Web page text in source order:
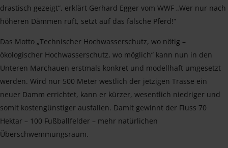
drastisch gezeigt“, erklärt Gerhard Egger vom WWF „Wer nur nach
höheren Dämmen ruft, setzt auf das falsche Pferd!“
Das Motto „Technischer Hochwasserschutz, wo nötig –
ökologischer Hochwasserschutz, wo möglich“ kann nun in den
Unteren Marchauen erstmals konkret und modellhaft umgesetzt
werden. Wird nur 500 Meter westlich der jetzigen Trasse ein
neuer Damm errichtet, kann er kürzer, wesentlich niedriger und
somit kostengünstiger ausfallen. Damit gewinnt der Fluss 70
Hektar – 100 Fußballfelder – mehr natürlichen
Überschwemmungsraum.